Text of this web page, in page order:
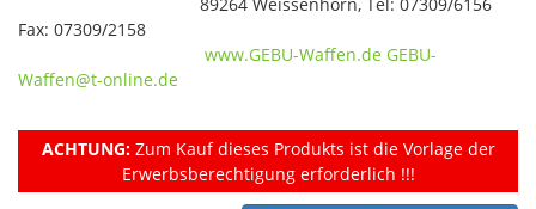
Fax: 07309/2158
www.GEBU-Waffen.de GEBU-
Waffen@t-online.de
ACHTUNG:Zum Kauf dieses Produkts ist die Vorlage der
Erwerbsberechtigung erforderlich !!!